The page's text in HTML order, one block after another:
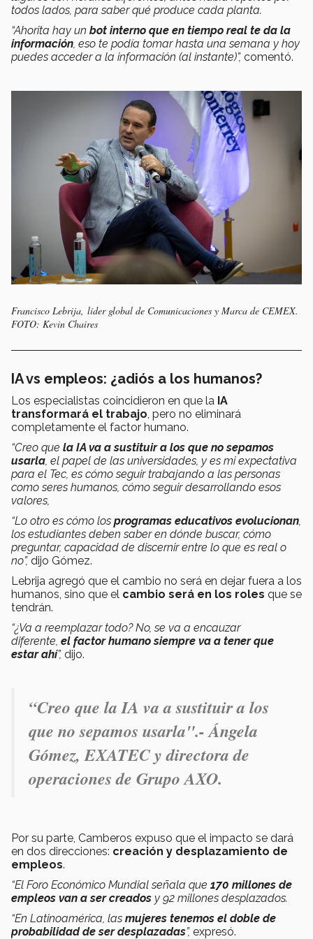
todos lados, para saber qué produce cada planta.
“Ahorita hay un bot interno que en tiempo real te da la
información, eso te podía tomar hasta una semana y hoy
puedes acceder a la información (al instante)”, comentó.
Francisco Lebrija, líder global de Comunicaciones y Marca de CEMEX.
FOTO: Kevin Chaires
IA vs empleos: ¿adiós a los humanos?
Los especialistas coincidieron en que la IA
transformará el trabajo, pero no eliminará
completamente el factor humano.
“Creo que la IA va a sustituir a los que no sepamos
usarla, el papel de las universidades, y es mi expectativa
para el Tec, es cómo seguir trabajando a las personas
como seres humanos, cómo seguir desarrollando esos
valores,
“Lo otro es cómo los programas educativos evolucionan,
los estudiantes deben saber en dónde buscar, cómo
preguntar, capacidad de discernir entre lo que es real o
no”, dijo Gómez.
Lebrija agregó que el cambio no será en dejar fuera a los
humanos, sino que el cambio será en los roles que se
tendrán.
“¿Va a reemplazar todo? No, se va a encauzar
diferente, el factor humano siempre va a tener que
estar ahí”, dijo.
“Creo que la IA va a sustituir a los
que no sepamos usarla".- Ángela
Gómez, EXATEC y directora de
operaciones de Grupo AXO.
Por su parte, Camberos expuso que el impacto se dará
en dos direcciones: creación y desplazamiento de
empleos.
“El Foro Económico Mundial señala que 170 millones de
empleos van a ser creados y 92 millones desplazados.
“En Latinoamérica, las mujeres tenemos el doble de
probabilidad de ser desplazadas”, expresó.